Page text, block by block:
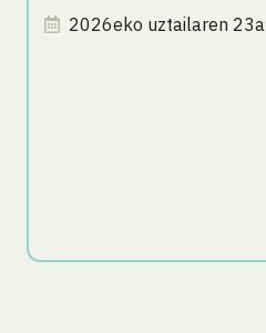
2026eko uztailaren 23a